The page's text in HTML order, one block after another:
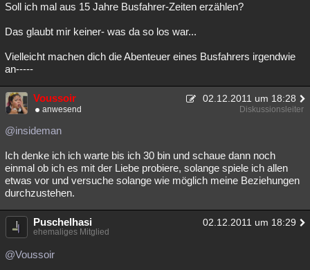
Soll ich mal aus 15 Jahre Busfahrer-Zeiten erzählen?
Das glaubt mir keiner- was da so los war...
Vielleicht machen dich die Abenteuer eines Busfahrers irgendwie
an-----
Voussoir 02.12.2011 um 18:28
anwesend Diskussionsleiter
@insideman
Ich denke ich ich warte bis ich 30 bin und schaue dann noch
einmal ob ich es mit der Liebe probiere, solange spiele ich allen
etwas vor und versuche solange wie möglich meine Beziehungen
durchzustehen.
Puschelhasi 02.12.2011 um 18:29
ehemaliges Mitglied
@Voussoir